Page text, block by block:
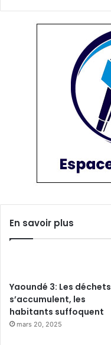
En savoir plus
Yaoundé 3: Les déchets
s’accumulent, les
habitants suffoquent
mars 20, 2025